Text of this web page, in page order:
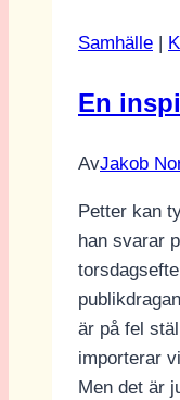
Samhälle
En
AvJakob
Petter kan
han svarar
är på fel
importerar
Men det är